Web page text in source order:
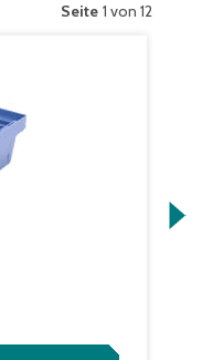
Seite 1 von 12